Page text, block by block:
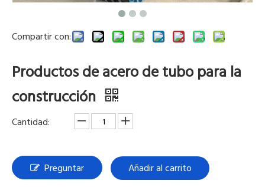
Compartir con:
Productos de acero de tubo para la
construcción
Cantidad:
Preguntar Añadir al carrito